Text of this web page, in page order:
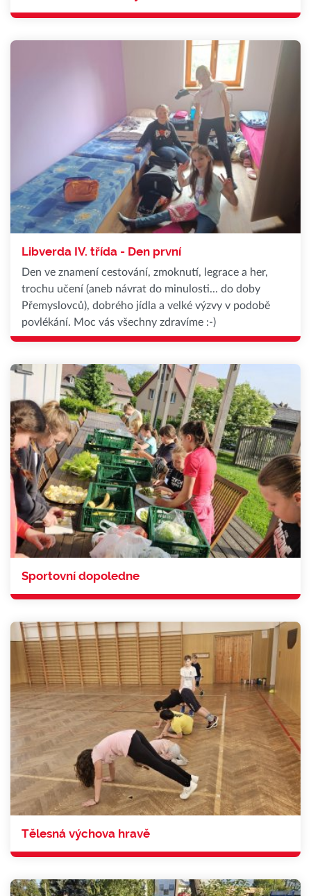
Libverda IV. třída - Den první
Den ve znamení cestování, zmoknutí, legrace a her,
trochu učení (aneb návrat do minulosti... do doby
Přemyslovců), dobrého jídla a velké výzvy v podobě
povlékání. Moc vás všechny zdravíme :-)
Sportovní dopoledne
Tělesná výchova hravě